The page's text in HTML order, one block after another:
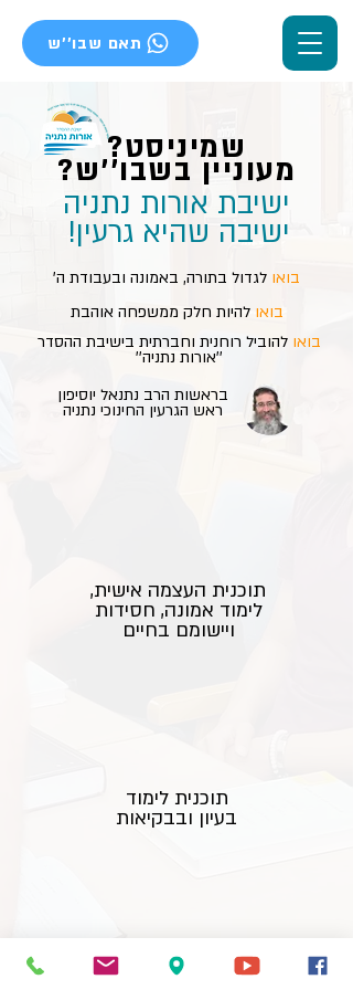
תאם שבו''ש
שמיניסט?
מעוניין בשבו''ש?
ישיבת אורות נתניה
ישיבה שהיא גרעין!
בואו לגדול בתורה, באמונה ובעבודת ה'
בואו להיות חלק ממשפחה אוהבת
בואו להוביל רוחנית וחברתית בישיבת ההסדר
''אורות נתניה''
בראשות הרב נתנאל יוסיפון
ראש הגרעין החינוכי נתניה
תוכנית העצמה אישית,
לימוד אמונה, חסידות
ויישומם בחיים
תוכנית לימוד
בעיון ובבקיאות